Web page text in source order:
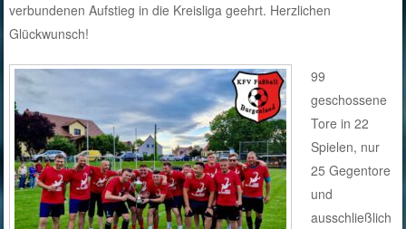
verbundenen Aufstieg in die Kreisliga geehrt. Herzlichen
Glückwunsch!
99
geschossene
Tore in 22
Spielen, nur
25 Gegentore
und
ausschließlich